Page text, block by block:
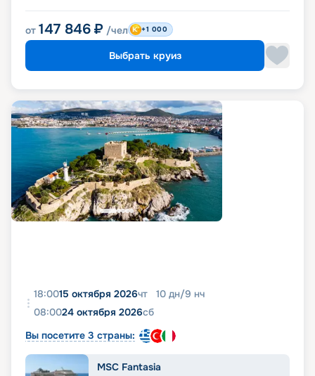
от 147 846 ₽ /чел +1 000
Выбрать круиз
18:0015 октября 2026чт 10 дн/9 нч
08:0024 октября 2026сб
Вы посетите 3 страны:
MSC Fantasia